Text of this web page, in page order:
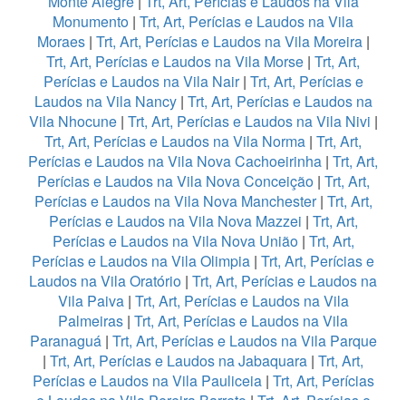
Monumento | Trt, Art, Perícias e Laudos na Vila
Moraes| Trt, Art, Perícias e Laudos na Vila Moreira|
Trt, Art, Perícias e Laudos na Vila Morse | Trt, Art,
Perícias e Laudos na Vila Nair| Trt, Art, Perícias e
Laudos na Vila Nancy| Trt, Art, Perícias e Laudos na
Vila Nhocune| Trt, Art, Perícias e Laudos na Vila Nivi |
Trt, Art, Perícias e Laudos na Vila Norma | Trt, Art,
Perícias e Laudos na Vila Nova Cachoeirinha | Trt, Art,
Perícias e Laudos na Vila Nova Conceição| Trt, Art,
Perícias e Laudos na Vila Nova Manchester| Trt, Art,
Perícias e Laudos na Vila Nova Mazzei | Trt, Art,
Perícias e Laudos na Vila Nova União| Trt, Art,
Perícias e Laudos na Vila Olimpia | Trt, Art, Perícias e
Laudos na Vila Oratório | Trt, Art, Perícias e Laudos na
Vila Paiva| Trt, Art, Perícias e Laudos na Vila
Palmeiras | Trt, Art, Perícias e Laudos na Vila
Paranaguá| Trt, Art, Perícias e Laudos na Vila Parque
| Trt, Art, Perícias e Laudos na Jabaquara | Trt, Art,
Perícias e Laudos na Vila Pauliceia| Trt, Art, Perícias